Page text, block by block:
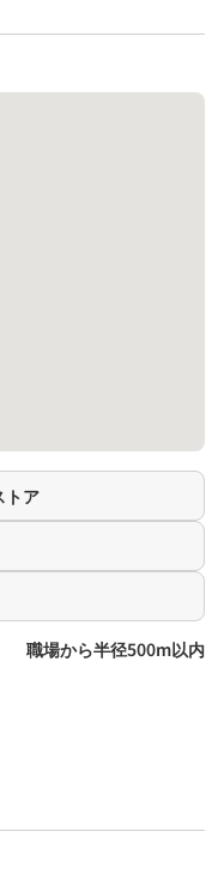
トア
職場から半径500m以内